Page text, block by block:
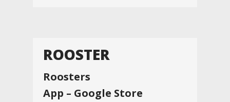
ROOSTER
Roosters
App – Google Store